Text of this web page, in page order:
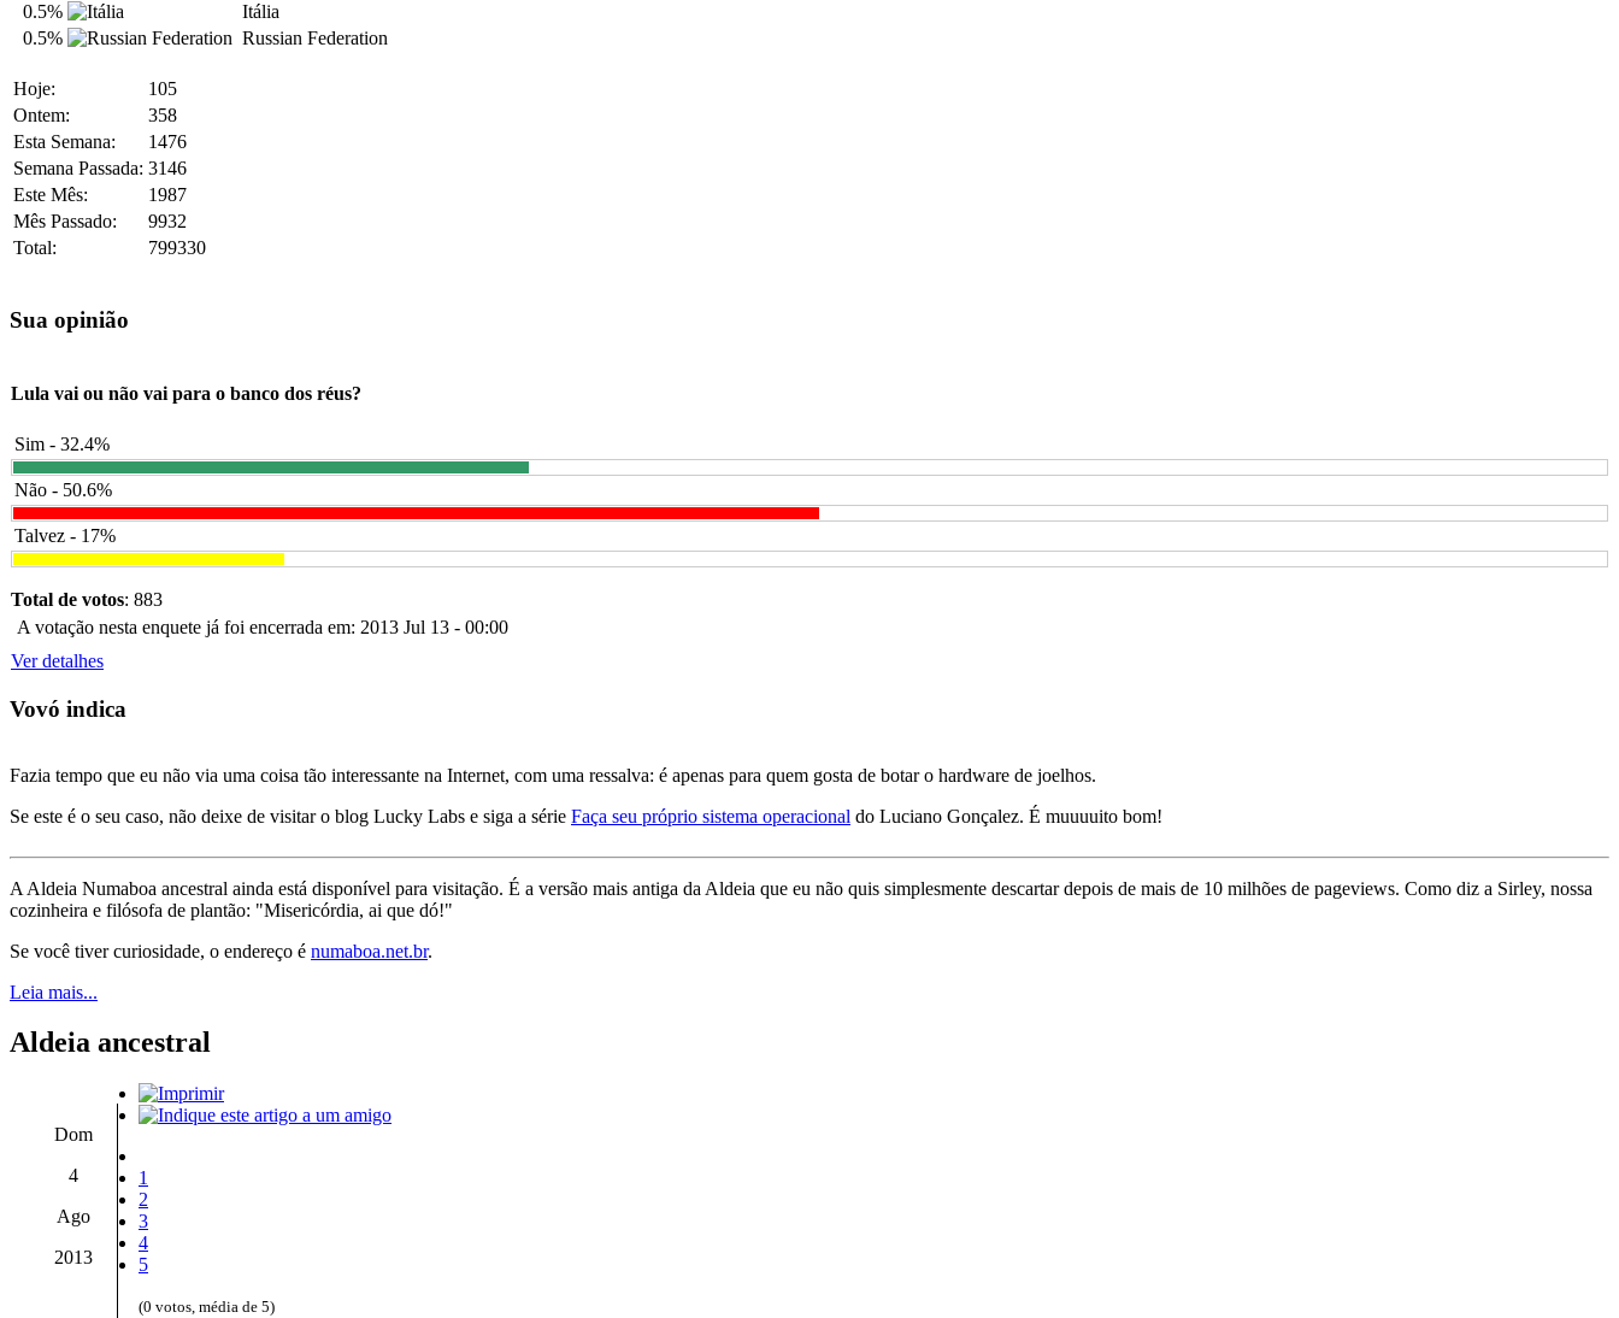
0.5%
Itália
0.5%
Russian Federation
Hoje:
105
Ontem:
358
Esta Semana:
1476
Semana Passada: 3146
Este Mês:
1987
Mês Passado:
9932
Total:
799330
Sua opinião
Lula vai ou não vai para o banco dos réus?
Sim - 32.4%
Não - 50.6%
Talvez - 17%
Total de votos: 883
A votação nesta enquete já foi encerrada em: 2013 Jul 13 - 00:00
Ver detalhes
Vovó indica
Fazia tempo que eu não via uma coisa tão interessante na Internet, com uma ressalva: é apenas para quem gosta de botar o hardware de joelhos.
Se este é o seu caso, não deixe de visitar o blog Lucky Labs e siga a série Faça seu próprio sistema operacional do Luciano Gonçalez. É muuuuito bom!
A Aldeia Numaboa ancestral ainda está disponível para visitação. É a versão mais antiga da Aldeia que eu não quis simplesmente descartar depois de mais de 10 milhões de pageviews. Como diz a Sirley, nossa
cozinheira e filósofa de plantão: "Misericórdia, ai que dó!"
Se você tiver curiosidade, o endereço é numaboa.net.br.
Leia mais...
Aldeia ancestral
Dom
4
Ago
2013
1
2
3
4
5
(0 votos, média de 5)